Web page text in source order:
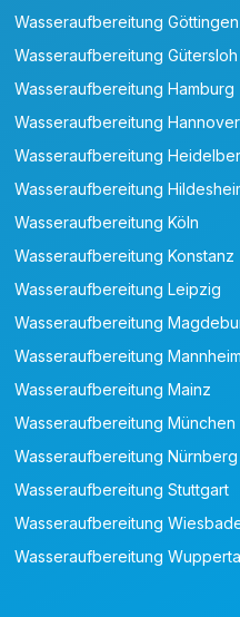
Wasseraufbereitung Göttingen
Wasseraufbereitung Gütersloh
Wasseraufbereitung Hamburg
Wasseraufbereitung Hannover
Wasseraufbereitung
Wasseraufbereitung
Wasseraufbereitung Köln
Wasseraufbereitung Konstanz
Wasseraufbereitung Leipzig
Wasseraufbereitung
Wasseraufbereitung Mannheim
Wasseraufbereitung Mainz
Wasseraufbereitung München
Wasseraufbereitung Nürnberg
Wasseraufbereitung Stuttgart
Wasseraufbereitung
Wasseraufbereitung